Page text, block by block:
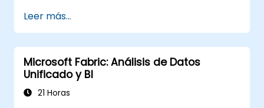
Colaborar en tiempo real usando Google
Sheets para un trabajo en equipo fluido.
Crear plantillas reutilizables para
informes, seguimiento y gestión de
proyectos.
Leer más...
Microsoft Fabric: Análisis de Datos
Unificado y BI
21 Horas